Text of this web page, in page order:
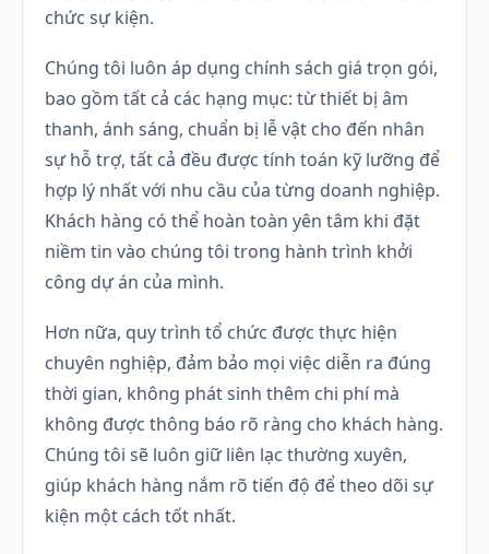
chức sự kiện.
Chúng tôi luôn áp dụng chính sách giá trọn gói,
bao gồm tất cả các hạng mục: từ thiết bị âm
thanh, ánh sáng, chuẩn bị lễ vật cho đến nhân
sự hỗ trợ, tất cả đều được tính toán kỹ lưỡng để
hợp lý nhất với nhu cầu của từng doanh nghiệp.
Khách hàng có thể hoàn toàn yên tâm khi đặt
niềm tin vào chúng tôi trong hành trình khởi
công dự án của mình.
Hơn nữa, quy trình tổ chức được thực hiện
chuyên nghiệp, đảm bảo mọi việc diễn ra đúng
thời gian, không phát sinh thêm chi phí mà
không được thông báo rõ ràng cho khách hàng.
Chúng tôi sẽ luôn giữ liên lạc thường xuyên,
giúp khách hàng nắm rõ tiến độ để theo dõi sự
kiện một cách tốt nhất.